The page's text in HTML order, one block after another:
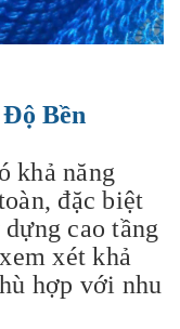
Bền
khả năng
đặc biệt
cao tầng
xét khả
hợp với nhu